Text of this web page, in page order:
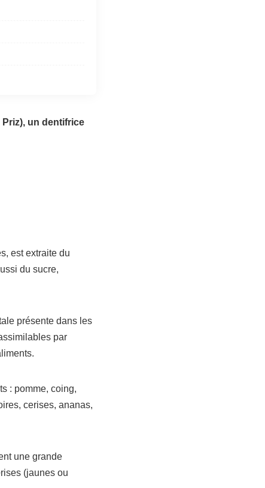
un dentifrice
est extraite du
du sucre,
présente dans les
par
: pomme, coing,
cerises, ananas,
une grande
(jaunes ou